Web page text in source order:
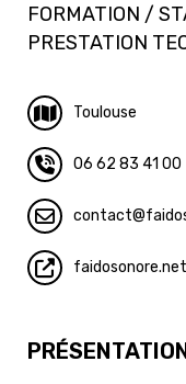
FORMATION /
PRESTATION
Toulouse
06 62 83 41 00
contact
faidosonore.net